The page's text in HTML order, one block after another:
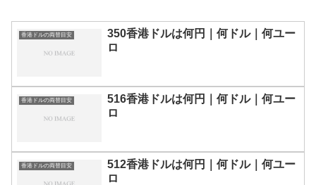
香港ドルの両替目安
350香港ドルは何円｜何ドル｜何ユー
ロ
香港ドルの両替目安
516香港ドルは何円｜何ドル｜何ユー
ロ
香港ドルの両替目安
512香港ドルは何円｜何ドル｜何ユー
ロ